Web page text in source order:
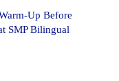
Up Before
SMP Bilingual